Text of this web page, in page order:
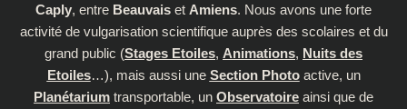
Caply, entre Beauvais et Amiens. Nous avons une forte
activité de vulgarisation scientifique auprès des scolaires et du
grand public (Stages Etoiles, Animations, Nuits des
Etoiles…), mais aussi une Section Photoactive, un
Planétarium transportable, un Observatoire ainsi que de